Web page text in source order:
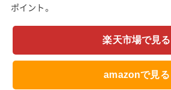
ポイント。
楽天市場で見る
amazonで見る